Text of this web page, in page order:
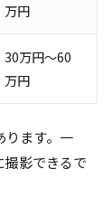
万円
30万円～60
万円
ります。一
撮影できるで